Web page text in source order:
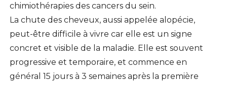
chimiothérapies des cancers du sein.
La chute des cheveux, aussi appelée alopécie,
peut-être difficile à vivre car elle est un signe
concret et visible de la maladie. Elle est souvent
progressive et temporaire, et commence en
général 15 jours à 3 semaines après la première